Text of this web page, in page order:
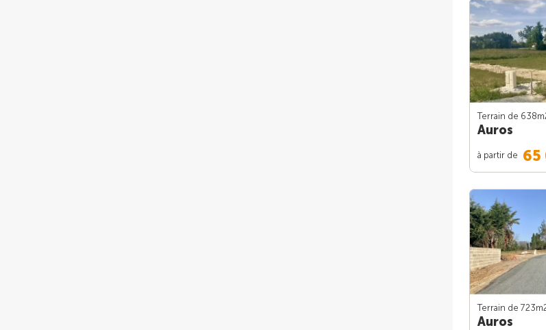
Terrain de 638m
Auros
à partir de 65
Terrain de 723m
Auros